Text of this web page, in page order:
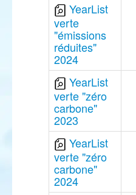
YearList
verte
"émissions
réduites"
2024
YearList
verte "zéro
carbone"
2023
YearList
verte "zéro
carbone"
2024